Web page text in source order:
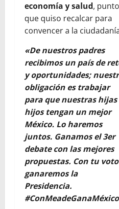
economía y salud,
que quiso recalcar para
convencer a la
«De nuestros padres
recibimos un país de
y oportunidades;
obligación es trabajar
para que nuestras hijas
hijos tengan un mejor
México. Lo haremos
juntos. Ganamos el 3er
debate con las mejores
propuestas. Con tu voto
ganaremos la
Presidencia.